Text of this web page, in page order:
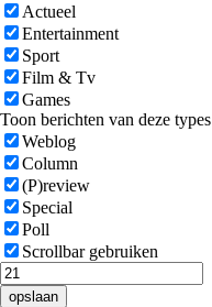
Actueel
Entertainment
Sport
Film & Tv
Games
Toon berichten van deze types
Weblog
Column
(P)review
Special
Poll
Scrollbar gebruiken
opslaan